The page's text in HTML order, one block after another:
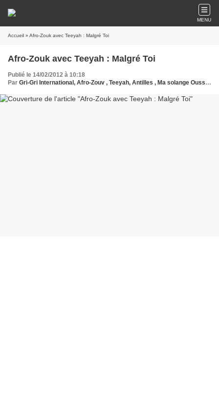
MENU
Accueil » Afro-Zouk avec Teeyah : Malgré Toi
Afro-Zouk avec Teeyah : Malgré Toi
Publié le 14/02/2012 à 10:18
Par Gri-Gri International, Afro-Zouv , Teeyah, Antilles , Ma solange Oussou